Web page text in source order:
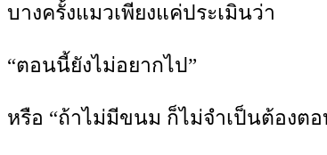
บางครั้งแมวเพียงแค่ประเมินว่า
“ตอนนี้ยังไม่อยากไป”
หรือ “ถ้าไม่มีขนม ก็ไม่จำเป็นต้องต